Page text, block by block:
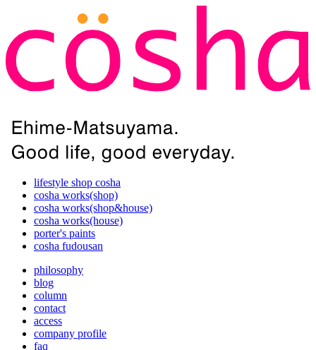
lifestyle shop cosha
cosha works(shop)
cosha works(shop&house)
cosha works(house)
porter's paints
cosha fudousan
philosophy
blog
column
contact
access
company profile
faq